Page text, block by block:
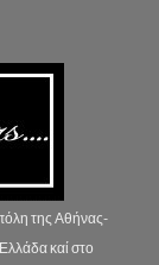
της Αθήνας-
καί στο